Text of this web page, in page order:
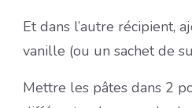
Et dans l’autre récipient,
vanille (ou un sachet de
Mettre les pâtes dans 2